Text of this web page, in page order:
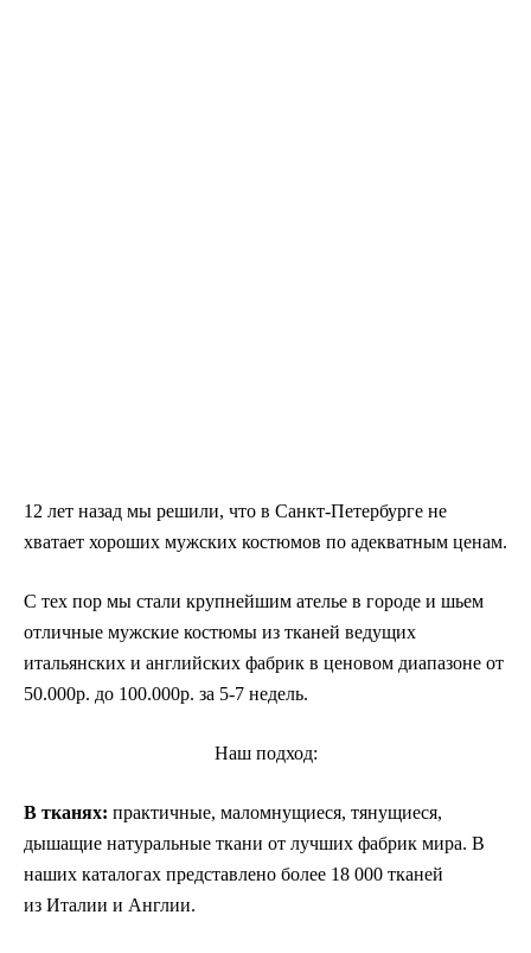
12 лет назад мы решили, что в Санкт-Петербурге не
хватает хороших мужских костюмов по адекватным ценам.
С тех пор мы стали крупнейшим ателье в городе и шьем
отличные мужские костюмы из тканей ведущих
итальянских и английских фабрик в ценовом диапазоне от
50.000р. до 100.000р. за 5-7 недель.
Наш подход:
В тканях: практичные, маломнущиеся, тянущиеся,
дышащие натуральные ткани от лучших фабрик мира. В
наших каталогах представлено более 18 000 тканей
из Италии и Англии.